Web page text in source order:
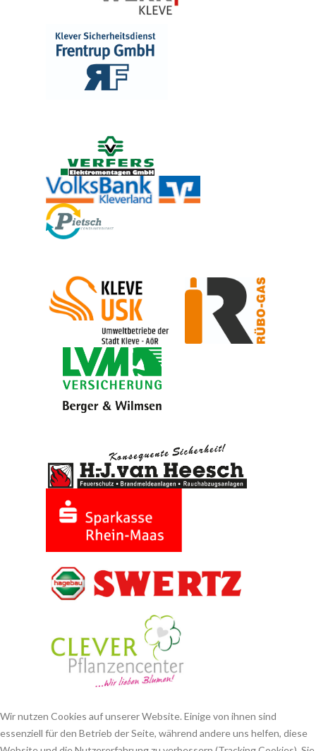
Wir nutzen Cookies auf unserer Website. Einige von ihnen sind
essenziell für den Betrieb der Seite, während andere uns helfen, diese